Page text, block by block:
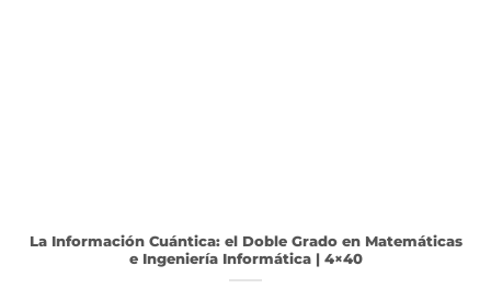
La Información Cuántica: el Doble Grado en Matemáticas
e Ingeniería Informática | 4×40